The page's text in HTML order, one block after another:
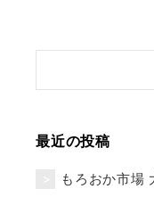
最近の投稿
もろおか市場